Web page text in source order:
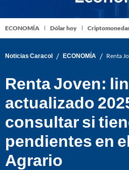
ECONOMÍA Dólar hoy
Noticias Caracol / ECONOMÍA / Renta
Renta Joven:
actualizado
consultar si
pendientes en
Agrario